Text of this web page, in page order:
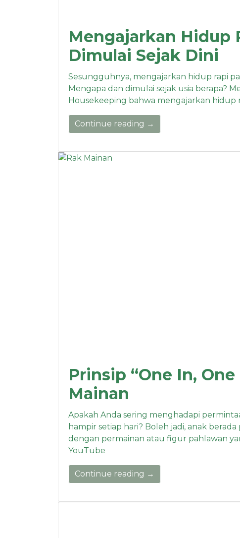
Mengajarkan Hidup
Dimulai Sejak Dini
Sesungguhnya, mengajarkan hidup rapi
Mengapa dan dimulai sejak usia berapa?
Housekeeping bahwa mengajarkan hidup
Continue reading →
Prinsip “One In,
Mainan
Apakah Anda sering menghadapi
hampir setiap hari? Boleh jadi, anak
dengan permainan atau figur pahlawan
YouTube
Continue reading →